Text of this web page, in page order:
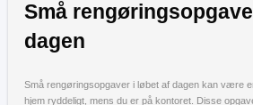
Små
dagen
Små rengøringsopgaver i løbet af dagen kan være
hjem ryddeligt, mens du er på kontoret. Disse